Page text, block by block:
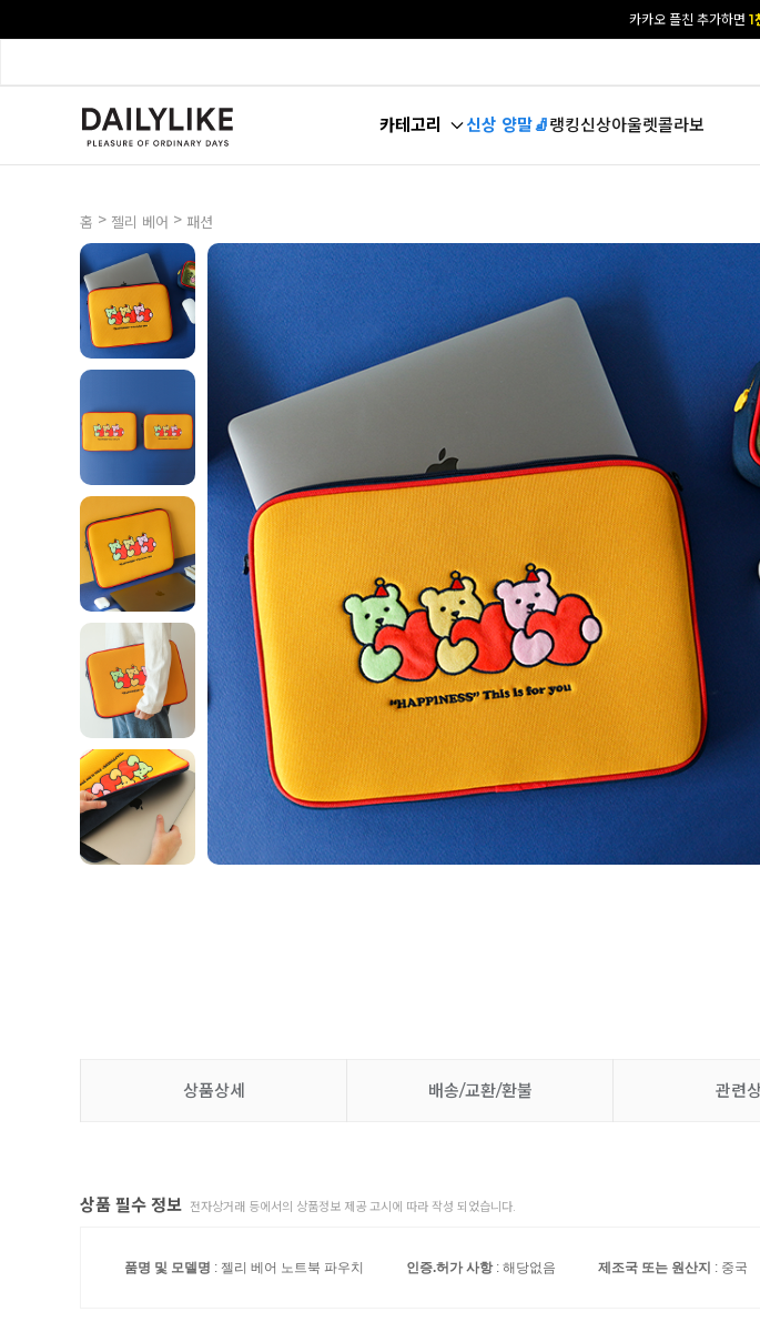
카카오 플친 추가하면 1
카테고리 신상 양말🧦랭킹신상아울렛콜라보
홈 > 젤리 베어 > 패션
상품상세 배송/교환/환불 관련
상품 필수 정보 전자상거래 등에서의 상품정보 제공 고시에 따라 작성 되었습니다.
품명 및 모델명 : 젤리 베어 노트북 파우치 인증.허가 사항: 해당없음 제조국 또는 원산지 : 중국